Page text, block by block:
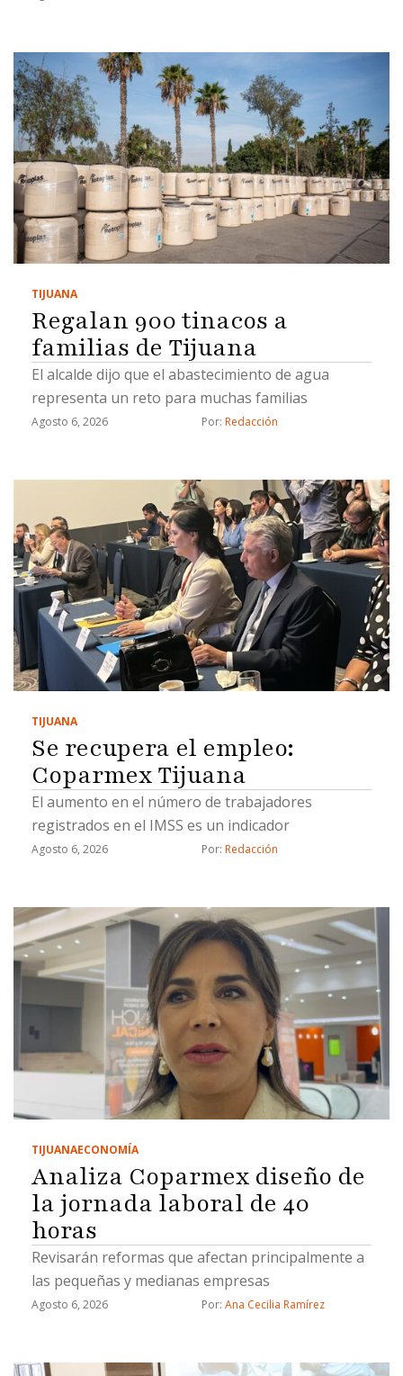
TIJUANA
Regalan 900 tinacos a
familias de Tijuana
El alcalde dijo que el abastecimiento de agua
representa un reto para muchas familias
Agosto 6, 2026 Por: Redacción
TIJUANA
Se recupera el empleo:
Coparmex Tijuana
El aumento en el número de trabajadores
registrados en el IMSS es un indicador
Agosto 6, 2026 Por: Redacción
TIJUANAECONOMÍA
Analiza Coparmex diseño de
la jornada laboral de 40
horas
Revisarán reformas que afectan principalmente a
las pequeñas y medianas empresas
Agosto 6, 2026 Por: Ana Cecilia Ramírez